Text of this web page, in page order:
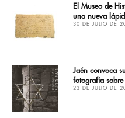
El Museo de
una nueva
30 DE JULIO DE
Jaén convoca
fotografía sobre
23 DE JULIO DE